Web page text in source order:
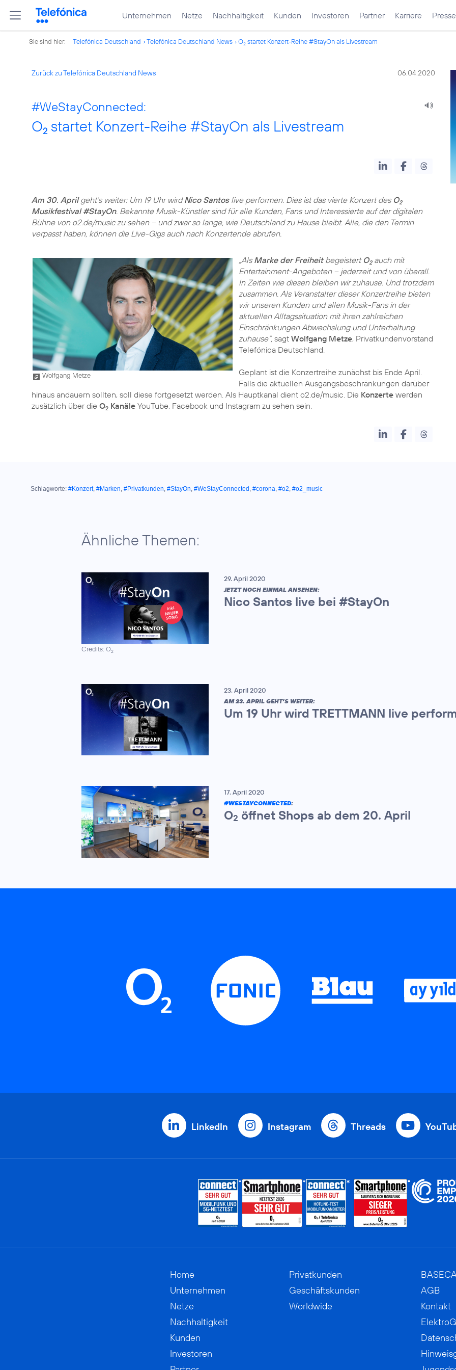
Unternehmen Netze Nachhaltigkeit Kunden Investoren Partner Karriere Presse
Sie sind hier: Telefónica Deutschland Telefónica Deutschland News O2 startet Konzert-Reihe #StayOn als Livestream
Zurück zu Telefónica Deutschland News 06.04.2020
#WeStayConnected:
O2 startet Konzert-Reihe #StayOn als Livestream
Am 30. Aprilgeht’s weiter: Um 19 Uhr wirdNico Santoslive performen. Dies ist das vierte Konzert des O2
Musikfestival #StayOn. Bekannte Musik-Künstler sind für alle Kunden, Fans und Interessierte auf der digitalen
Bühne von o2.de/music zu sehen – und zwar so lange, wie Deutschland zu Hause bleibt. Alle, die den Termin
verpasst haben, können die Live-Gigs auch nach Konzertende abrufen.
Wolfgang Metze
„Als Marke der Freiheitbegeistert O2auch mit
Entertainment-Angeboten – jederzeit und von überall.
In Zeiten wie diesen bleiben wir zuhause. Und trotzdem
zusammen. Als Veranstalter dieser Konzertreihe bieten
wir unseren Kunden und allen Musik-Fans in der
aktuellen Alltagssituation mit ihren zahlreichen
Einschränkungen Abwechslung und Unterhaltung
zuhause“,sagt Wolfgang Metze, Privatkundenvorstand
Telefónica Deutschland.
Geplant ist die Konzertreihe zunächst bis Ende April.
Falls die aktuellen Ausgangsbeschränkungen darüber
hinaus andauern sollten, soll diese fortgesetzt werden. Als Hauptkanal dient o2.de/music. Die Konzerte werden
zusätzlich über die O2 Kanäle YouTube, Facebook und Instagram zu sehen sein.
Schlagworte: #Konzert, #Marken, #Privatkunden, #StayOn, #WeStayConnected , #corona, #o2, #o2_music
Ähnliche Themen:
Credits: O2
29. April 2020
JETZT NOCH EINMAL ANSEHEN:
Nico Santos live bei #StayOn
23. April 2020
AM 23. APRIL GEHT’S WEITER:
Um 19 Uhr wird TRETTMANN live
17. April 2020
#WESTAYCONNECTED:
O2 öffnet Shops ab dem 20. April
LinkedIn Instagram Threads
Home
Unternehmen
Netze
Nachhaltigkeit
Kunden
Investoren
Privatkunden
Geschäftskunden
Worldwide
AGB
Kontakt